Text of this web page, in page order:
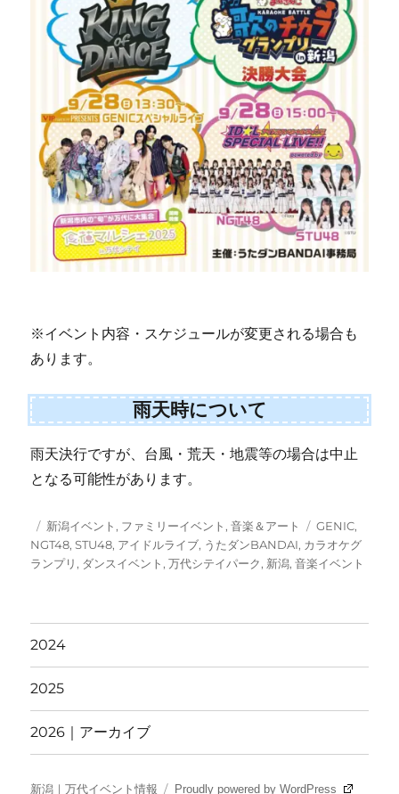
※イベント内容・スケジュールが変更される場合も
あります。
雨天時について
雨天決行ですが、台風・荒天・地震等の場合は中止
となる可能性があります。
投
稿
日:
カ
テ
ゴ
新潟イベント , ファミリーイベント ,音楽＆アート
タ
グ
GENIC,
NGT48,STU48, アイドルライブ, うたダンBANDAI, カラオケグ
ランプリ , ダンスイベント ,万代シテイパーク, 新潟,音楽イベント
2024
2025
2026｜アーカイブ
新潟｜万代イベント情報 Proudly powered by WordPress